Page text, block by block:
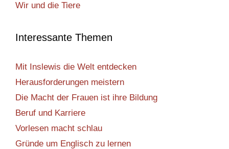
Wir und die Tiere
Interessante Themen
Mit Inslewis die Welt entdecken
Herausforderungen meistern
Die Macht der Frauen ist ihre Bildung
Beruf und Karriere
Vorlesen macht schlau
Gründe um Englisch zu lernen